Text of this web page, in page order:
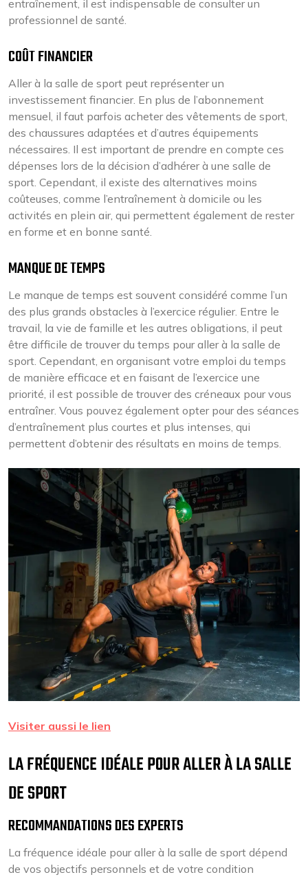
entraînement, il est indispensable de consulter un
professionnel de santé.
COÛT FINANCIER
Aller à la salle de sport peut représenter un
investissement financier. En plus de l’abonnement
mensuel, il faut parfois acheter des vêtements de sport,
des chaussures adaptées et d’autres équipements
nécessaires. Il est important de prendre en compte ces
dépenses lors de la décision d’adhérer à une salle de
sport. Cependant, il existe des alternatives moins
coûteuses, comme l’entraînement à domicile ou les
activités en plein air, qui permettent également de rester
en forme et en bonne santé.
MANQUE DE TEMPS
Le manque de temps est souvent considéré comme l’un
des plus grands obstacles à l’exercice régulier. Entre le
travail, la vie de famille et les autres obligations, il peut
être difficile de trouver du temps pour aller à la salle de
sport. Cependant, en organisant votre emploi du temps
de manière efficace et en faisant de l’exercice une
priorité, il est possible de trouver des créneaux pour vous
entraîner. Vous pouvez également opter pour des séances
d’entraînement plus courtes et plus intenses, qui
permettent d’obtenir des résultats en moins de temps.
Visiter aussi le lien
LA FRÉQUENCE IDÉALE POUR ALLER À LA SALLE
DE SPORT
RECOMMANDATIONS DES EXPERTS
La fréquence idéale pour aller à la salle de sport dépend
de vos objectifs personnels et de votre condition